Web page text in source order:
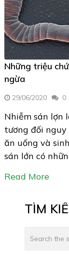
Những triệu
ngừa
29/06/2020 0
Nhiễm sán lợn
tương đối
ăn uống và
sán lớn có
Read More
TÌM